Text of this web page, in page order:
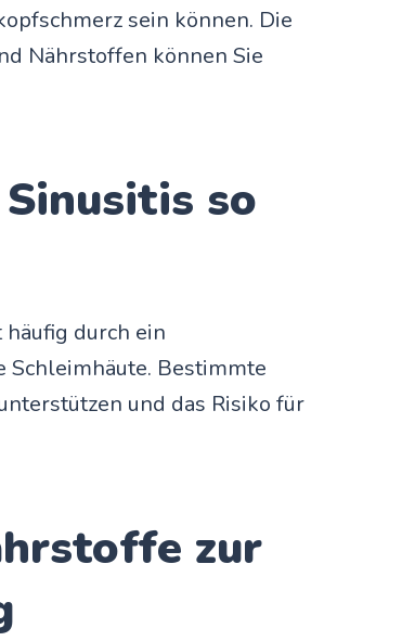
sein können. Die
Nährstoffen können Sie
so
durch ein
Schleimhäute. Bestimmte
und das Risiko für
zur